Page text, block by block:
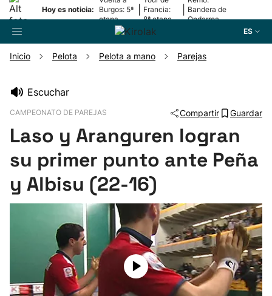
Hoy es noticia:
Burgos: 5ª
etapa
Francia:
8ª etapa
Bandera de
Ondarroa
ES
Pelota
Remo
Baloncesto
Ciclismo
Herri-kirolak
Inicio Pelota Pelota a mano Parejas
Escuchar
CAMPEONATO DE PAREJAS Compartir Guardar
Laso y Aranguren logran
su primer punto ante Peña
y Albisu (22-16)